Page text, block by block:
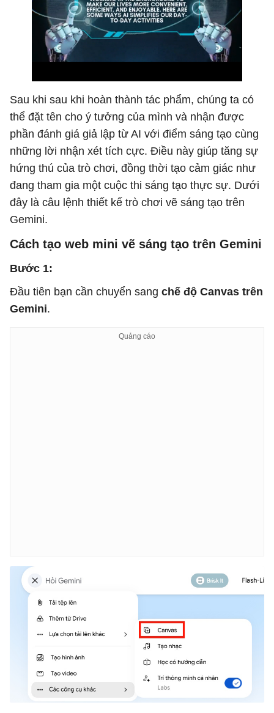
Sau khi sau khi hoàn thành tác phẩm, chúng ta có
thể đặt tên cho ý tưởng của mình và nhận được
phần đánh giá giả lập từ AI với điểm sáng tạo cùng
những lời nhận xét tích cực. Điều này giúp tăng sự
hứng thú của trò chơi, đồng thời tạo cảm giác như
đang tham gia một cuộc thi sáng tạo thực sự. Dưới
đây là câu lệnh thiết kế trò chơi vẽ sáng tạo trên
Gemini.
Cách tạo web mini vẽ sáng tạo trên Gemini
Bước 1:
Đầu tiên bạn cần chuyển sang chế độ Canvas trên
Gemini.